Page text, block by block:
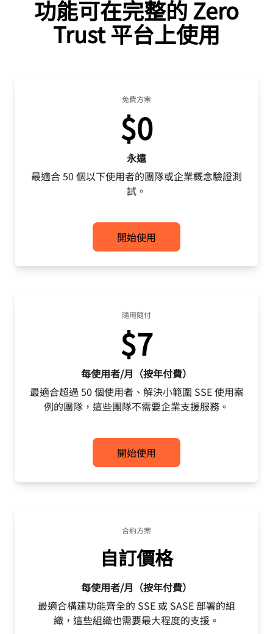
功能可在完整的 Zero
Trust 平台上使用
免費方案
$0
永遠
最適合 50 個以下使用者的團隊或企業概念驗證測
試。
開始使用
隨用隨付
$7
每使用者/月（按年付費）
最適合超過 50 個使用者、解決小範圍 SSE 使用案
例的團隊，這些團隊不需要企業支援服務。
開始使用
合約方案
自訂價格
每使用者/月（按年付費）
最適合構建功能齊全的 SSE 或 SASE 部署的組
織，這些組織也需要最大程度的支援。